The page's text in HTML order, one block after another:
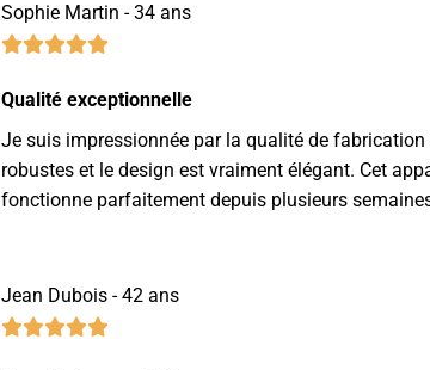
Sophie Martin - 34 ans
Qualité exceptionnelle
Je suis impressionnée par la qualité de
robustes et le design est vraiment élégant. Cet
fonctionne parfaitement depuis plusieurs
Jean Dubois - 42 ans